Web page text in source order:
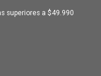
superiores a $49.990